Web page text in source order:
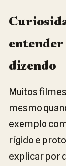
entender
dizendo
Muitos
mesmo
exemplo
rígido e
explicar por